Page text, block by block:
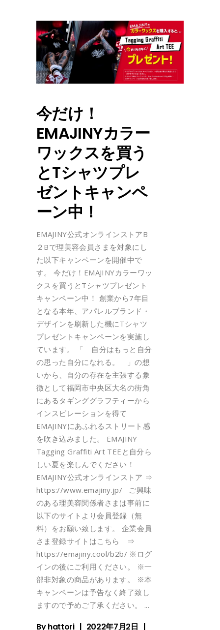
今だけ！
EMAJINYカラー
ワックスを買う
とTシャツプレ
ゼントキャンペ
ーン中！
EMAJINY公式オンラインストアB
２Bで理美容会員さまを対象にし
た以下キャンペーンを開催中で
す。 今だけ！EMAJINYカラーワッ
クスを買うとTシャツプレゼント
キャンペーン中！ 創業から7年目
となる本年、アパレルブランド・
デザインを刷新した機にTシャツ
プレゼントキャンペーンを実施し
ています。 「 自分はもっと自分
の思った自分になれる。 」の想
いから、自分の存在を主張する象
徴として福岡市中央区大名の街角
にあるタギンググラフティーから
インスピレーションを得て
EMAJINYにあふれるストリート感
を吹き込みました。 EMAJINY
Tagging Graffiti Art TEEと自分ら
しい夏を楽しんでください！
EMAJINY公式オンラインストア ⇒
https://www.emajiny.jp/ ご興味
のある理美容関係者さまは事前に
以下のサイトより会員登録（無
料）をお願い致します。 企業会員
さま登録サイトはこちら ⇒
https://emajiny.cool/b2b/ ※ログ
インの後にご利用ください。 ※一
部非対象の商品があります。 ※本
キャンペーンは予告なく終了致し
ますので予めご了承ください。
Byhattori 2022年7月2日